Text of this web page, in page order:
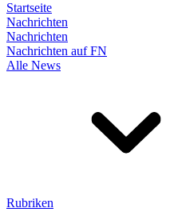
Startseite
Nachrichten
Nachrichten
Nachrichten auf FN
Alle News
Rubriken